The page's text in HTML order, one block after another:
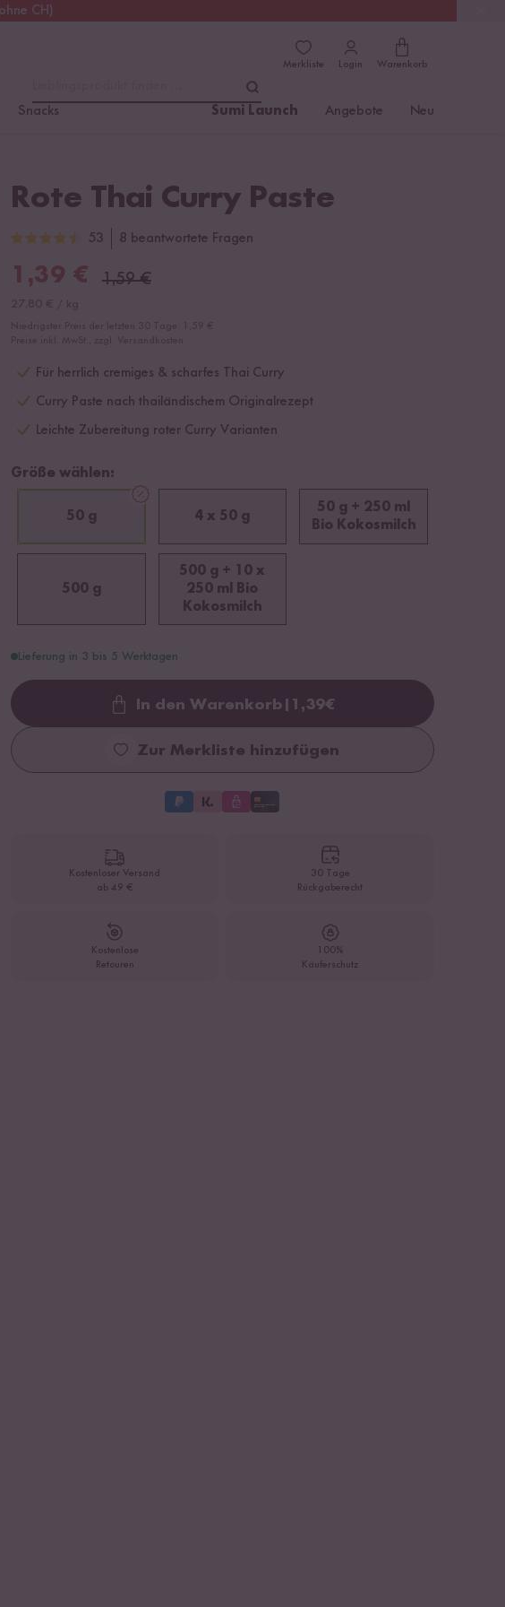
CH)
Versand
Merkliste Login Warenkorb
Snacks Sumi Launch Angebote Neu
Rote Thai Curry Paste
53 8 beantwortete Fragen
1,39 € 1,59€
Für herrlich cremiges & scharfes Thai Curry
Curry Paste nach thailändischem Originalrezept
Leichte Zubereitung roter Curry Varianten
Größe wählen:
50 g 4 x 50 g
50 g + 250 ml
Bio Kokosmilch
500 g
500 g + 10 x
250 ml Bio
Kokosmilch
Lieferung in 3 bis 5 Werktagen
Loading...
In den Warenkorb 1,39€
Zur Merkliste hinzufügen
Kostenloser Versand
ab 49 €
30 Tage
Rückgaberecht
Kostenlose
Retouren
100%
Käuferschutz